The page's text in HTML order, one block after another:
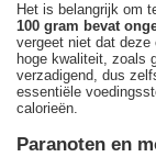
Het is belangrijk om
100 gram bevat
vergeet niet dat
hoge kwaliteit, zoals
verzadigend, dus
essentiële
calorieën.
Paranoten en